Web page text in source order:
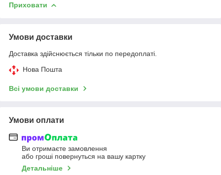
Приховати
Умови доставки
Доставка здійснюється тільки по передоплаті.
Нова Пошта
Всі умови доставки
Умови оплати
Ви отримаєте замовлення
або гроші повернуться на вашу картку
Детальніше